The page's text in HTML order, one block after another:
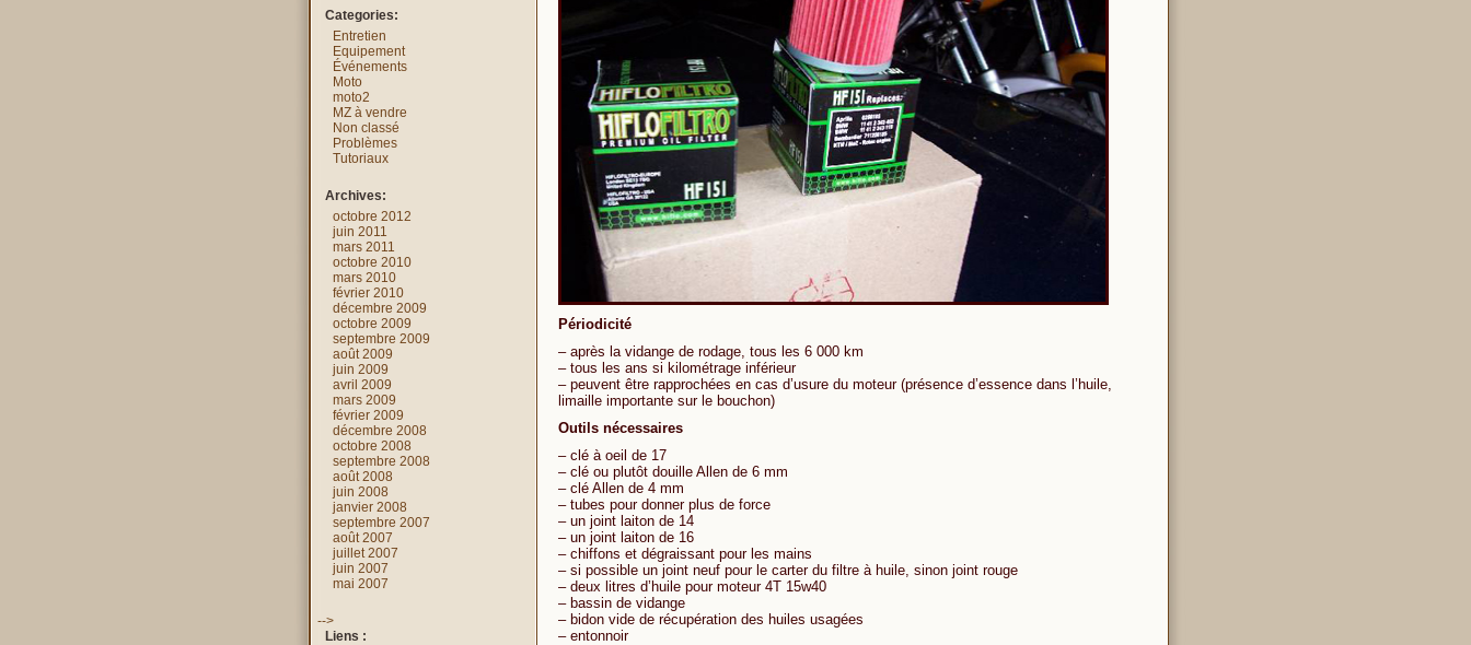
Périodicité
– après la vidange de rodage, tous les 6 000 km
– tous les ans si kilométrage inférieur
– peuvent être rapprochées en cas d’usure du moteur (présence d’essence dans l’huile,
limaille importante sur le bouchon)
Outils nécessaires
– clé à oeil de 17
– clé ou plutôt douille Allen de 6 mm
– clé Allen de 4 mm
– tubes pour donner plus de force
– un joint laiton de 14
– un joint laiton de 16
– chiffons et dégraissant pour les mains
– si possible un joint neuf pour le carter du filtre à huile, sinon joint rouge
– deux litres d’huile pour moteur 4T 15w40
– bassin de vidange
– bidon vide de récupération des huiles usagées
– entonnoir
Categories:
Entretien
Equipement
Événements
Moto
moto2
MZ à vendre
Non classé
Problèmes
Tutoriaux
Archives:
octobre 2012
juin 2011
mars 2011
octobre 2010
mars 2010
février 2010
décembre 2009
octobre 2009
septembre 2009
août 2009
juin 2009
avril 2009
mars 2009
février 2009
décembre 2008
octobre 2008
septembre 2008
août 2008
juin 2008
janvier 2008
septembre 2007
août 2007
juillet 2007
juin 2007
mai 2007
-->
Liens :